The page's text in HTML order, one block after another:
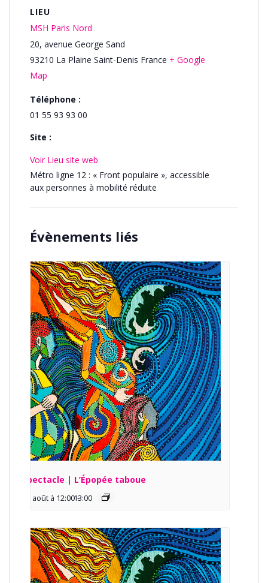
LIEU
MSH Paris Nord
20, avenue George Sand
93210 La Plaine Saint-Denis France + Google
Map
Téléphone :
01 55 93 93 00
Site :
Voir Lieu site web
Métro ligne 12 : « Front populaire », accessible
aux personnes à mobilité réduite
Évènements liés
Spectacle | L’Épopée taboue
13 août à 12:00 -
13:00